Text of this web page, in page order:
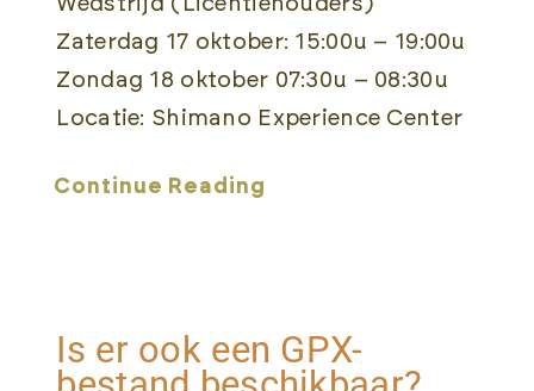
Zaterdag 17 oktober: 15:00u – 19:00u
Zondag 18 oktober 07:30u – 08:30u
Locatie: Shimano Experience Center
Continue Reading
Is er ook een GPX-